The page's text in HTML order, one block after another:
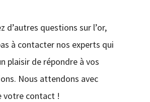
d’autres questions sur l’or,
à contacter nos experts qui
plaisir de répondre à vos
Nous attendons avec
votre contact !